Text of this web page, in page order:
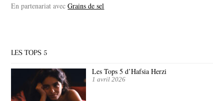
En partenariat avecGrains de sel
LES TOPS 5
Les Tops 5 d’Hafsia Herzi
1 avril 2026